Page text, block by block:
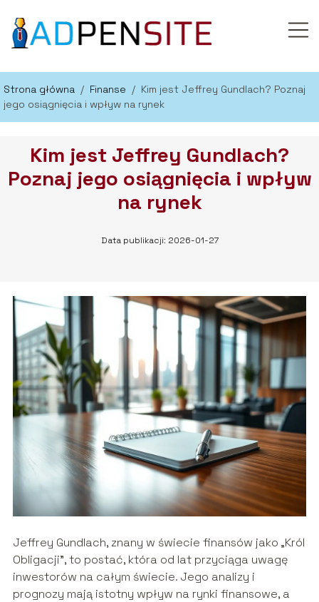
Strona główna / Finanse / Kim jest Jeffrey Gundlach? Poznaj
jego osiągnięcia i wpływ na rynek
Kim jest Jeffrey Gundlach?
Poznaj jego osiągnięcia i wpływ
na rynek
Data publikacji: 2026-01-27
Jeffrey Gundlach, znany w świecie finansów jako „Król
Obligacji”, to postać, która od lat przyciąga uwagę
inwestorów na całym świecie. Jego analizy i
prognozy mają istotny wpływ na rynki finansowe, a